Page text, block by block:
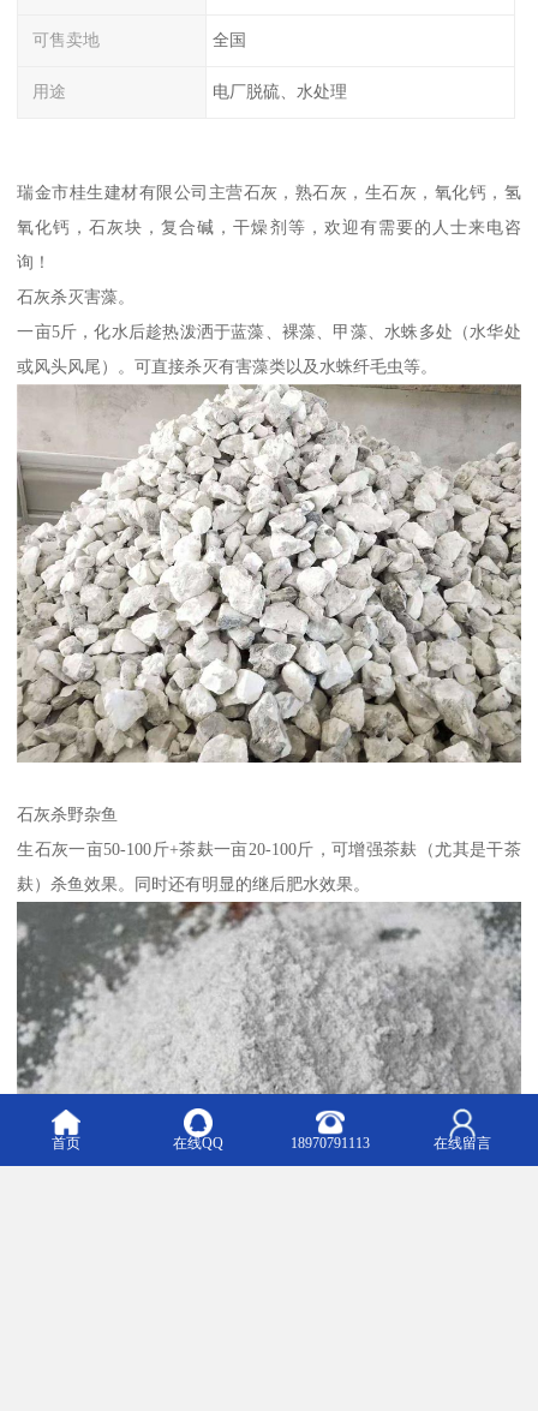
可售卖地 全国
用途 电厂脱硫、水处理
瑞金市桂生建材有限公司主营石灰，熟石灰，生石灰，氧化钙，氢
氧化钙，石灰块，复合碱，干燥剂等，欢迎有需要的人士来电咨
询！
石灰杀灭害藻。
一亩5斤，化水后趁热泼洒于蓝藻、裸藻、甲藻、水蛛多处（水华处
或风头风尾）。可直接杀灭有害藻类以及水蛛纤毛虫等。
石灰杀野杂鱼
生石灰一亩50-100斤+茶麸一亩20-100斤，可增强茶麸（尤其是干茶
麸）杀鱼效果。同时还有明显的继后肥水效果。
首页 在线QQ 18970791113 在线留言